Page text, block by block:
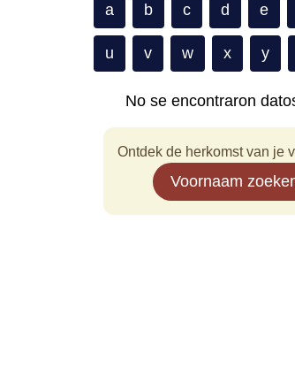
a b c d e
u v w x y
No se encontraron
Ontdek de herkomst van je
Voornaam